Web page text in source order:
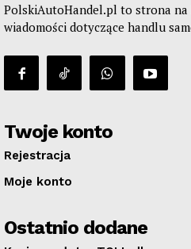
PolskiAutoHandel.pl to strona
wiadomości dotyczące handlu
Twoje konto
Rejestracja
Moje konto
Ostatnio dodane